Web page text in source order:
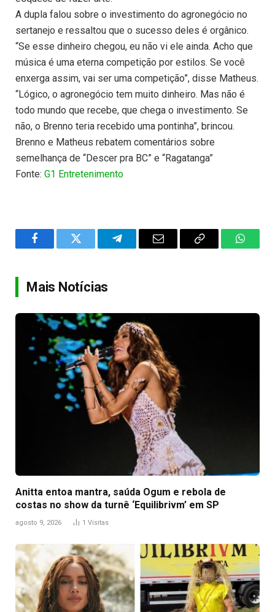
A dupla falou sobre o investimento do agronegócio no
sertanejo e ressaltou que o sucesso deles é orgânico.
“Se esse dinheiro chegou, eu não vi ele ainda. Acho que
música é uma eterna competição por estilos. Se você
enxerga assim, vai ser uma competição”, disse Matheus.
“Lógico, o agronegócio tem muito dinheiro. Mas não é
todo mundo que recebe, que chega o investimento. Se
não, o Brenno teria recebido uma pontinha”, brincou.
Brenno e Matheus rebatem comentários sobre
semelhança de “Descer pra BC” e “Ragatanga”
Fonte: G1 Entretenimento
FacebookTwitter TelegramEmail
Copy
Mais Notícias
Anitta entoa mantra, saúda Ogum e rebola de
costas no show da turnê ‘Equilibrivm’ em SP
agosto 9, 2026 1 Visitas